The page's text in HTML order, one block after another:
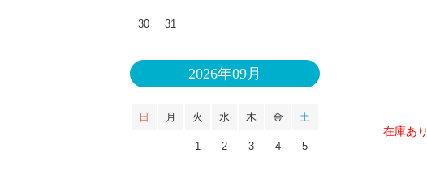
在庫あり
30 31
2026年09月
日 月 火 水 木 金 土
1 2 3 4 5